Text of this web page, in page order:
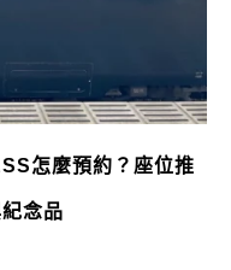
怎麼預約？座位推
念品